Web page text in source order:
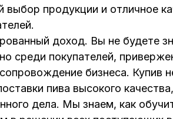
выбор продукции и отличное
доход. Вы не будете
среди покупателей,
бизнеса. Купив
пива высокого
дела. Мы знаем, как